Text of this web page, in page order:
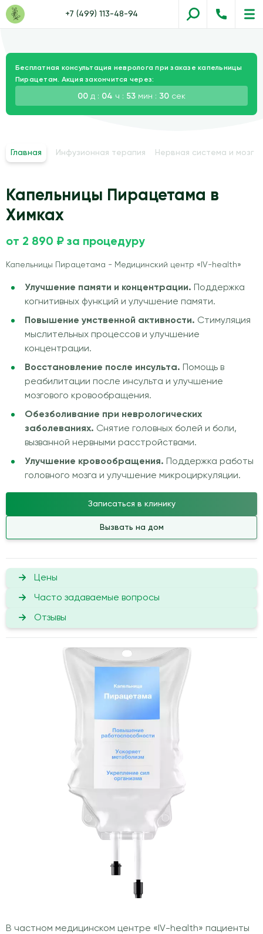
+7 (499) 113-48-94
Бесплатная консультация невролога при заказе капельницы
Пирацетам. Акция закончится через:
00 д : 04 ч : 53 мин : 29 сек
Главная Инфузионная терапия Нервная система и мозг
Капельницы Пирацетама в
Химках
от 2 890 ₽ за процедуру
Капельницы Пирацетама - Медицинский центр «IV-health»
Улучшение памяти и концентрации. Поддержка
когнитивных функций и улучшение памяти.
Повышение умственной активности. Стимуляция
мыслительных процессов и улучшение
концентрации.
Восстановление после инсульта. Помощь в
реабилитации после инсульта и улучшение
мозгового кровообращения.
Обезболивание при неврологических
заболеваниях. Снятие головных болей и боли,
вызванной нервными расстройствами.
Улучшение кровообращения. Поддержка работы
головного мозга и улучшение микроциркуляции.
Записаться в клинику
Вызвать на дом
Цены
Часто задаваемые вопросы
Отзывы
В частном медицинском центре «IV-health» пациенты